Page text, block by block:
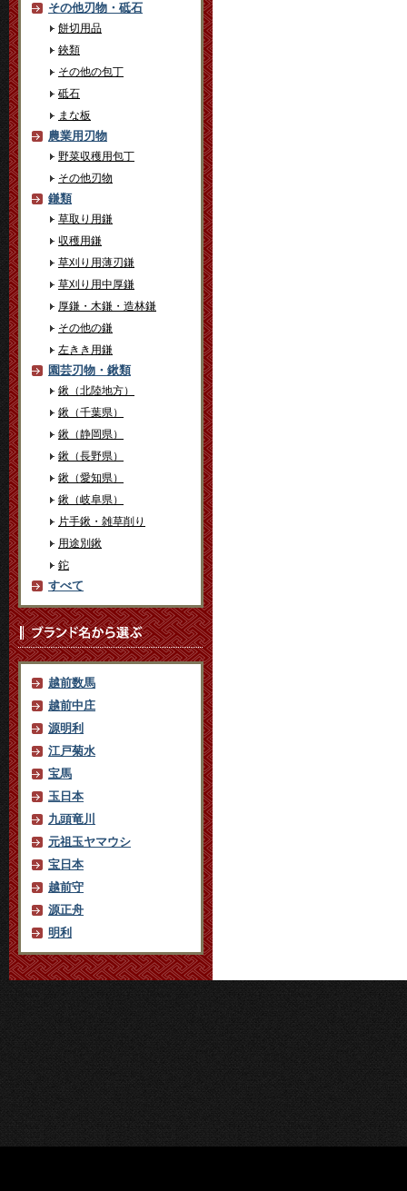
その他刃物・砥石
餅切用品
鋏類
その他の包丁
砥石
まな板
農業用刃物
野菜収穫用包丁
その他刃物
鎌類
草取り用鎌
収穫用鎌
草刈り用薄刃鎌
草刈り用中厚鎌
厚鎌・木鎌・造林鎌
その他の鎌
左きき用鎌
園芸刃物・鍬類
鍬（北陸地方）
鍬（千葉県）
鍬（静岡県）
鍬（長野県）
鍬（愛知県）
鍬（岐阜県）
片手鍬・雑草削り
用途別鍬
鉈
すべて
越前数馬
越前中庄
源明利
江戸菊水
宝馬
玉日本
九頭竜川
元祖玉ヤマウシ
宝日本
越前守
源正舟
明利